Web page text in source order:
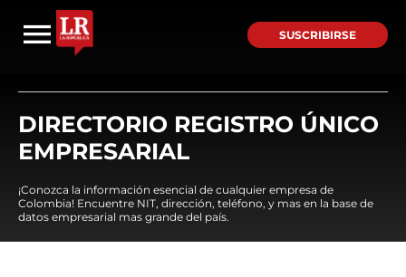
SUSCRIBIRSE
DIRECTORIO REGISTRO ÚNICO
EMPRESARIAL
¡Conozca la información esencial de cualquier empresa de
Colombia! Encuentre NIT, dirección, teléfono, y mas en la base de
datos empresarial mas grande del país.